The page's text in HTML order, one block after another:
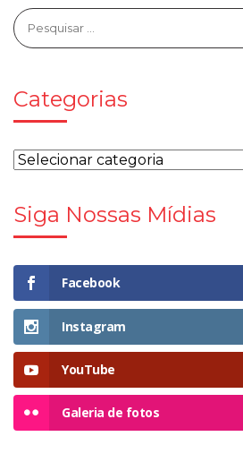
Categorias
Siga Nossas Mídias
Facebook
Instagram
YouTube
Galeria de fotos